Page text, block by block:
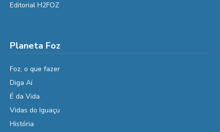
Editorial H2FOZ
Planeta Foz
Foz, o que fazer
Diga Aí
É da Vida
Vidas do Iguaçu
História